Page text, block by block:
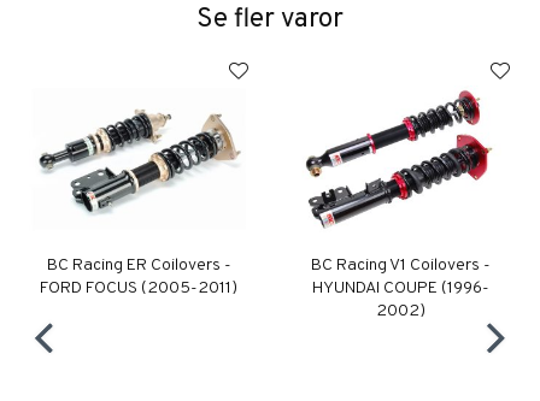
Se fler varor
BC Racing ER Coilovers -
FORD FOCUS (2005-2011)
BC Racing V1 Coilovers -
HYUNDAI COUPE (1996-
2002)